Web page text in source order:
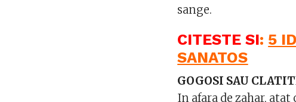
sange.
CITESTE SI: 5
SANATOS
GOGOSI SAU
In afara de zahar,